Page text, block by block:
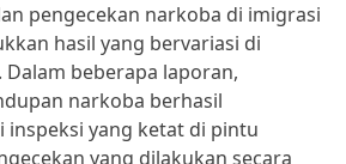
pengecekan narkoba di imigrasi
hasil yang bervariasi di
beberapa laporan,
narkoba berhasil
inspeksi yang ketat di pintu
yang dilakukan secara